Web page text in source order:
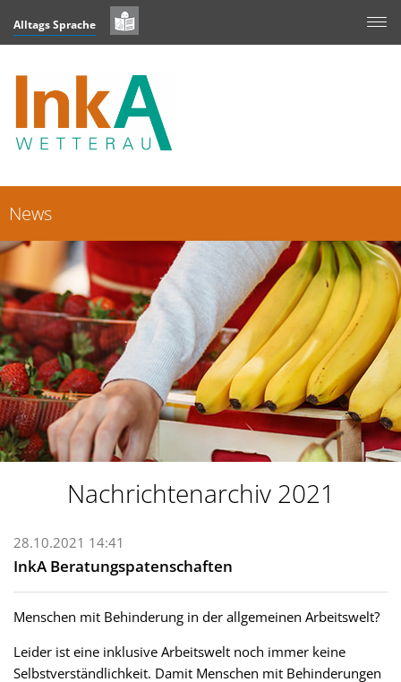
Alltags Sprache
News
Nachrichtenarchiv 2021
28.10.2021 14:41
InkA Beratungspatenschaften
Menschen mit Behinderung in der allgemeinen Arbeitswelt?
Leider ist eine inklusive Arbeitswelt noch immer keine
Selbstverständlichkeit. Damit Menschen mit Behinderungen